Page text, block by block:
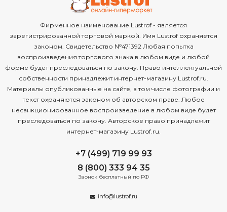
Фирменное наименование Lustrof - является
зарегистрированной торговой маркой. Имя Lustrof охраняется
законом. Свидетельство №471392 Любая попытка
воспроизведения торгового знака в любом виде и любой
форме будет преследоваться по закону. Право интеллектуальной
собственности принадлежит интернет-магазину Lustrof.ru.
Материалы опубликованные на сайте, в том числе фотографии и
текст охраняются законом об авторском праве. Любое
несанкционированное воспроизведение в любом виде будет
преследоваться по закону. Авторское право принадлежит
интернет-магазину Lustrof.ru.
+7 (499) 719 99 93
8 (800) 333 94 35
Звонок бесплатный по РФ
info@lustrof.ru